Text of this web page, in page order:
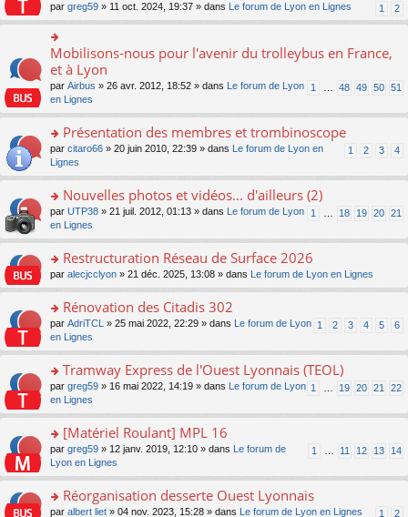
ult
er
le
m
e
s
s
e
n
o
n
lu
pl
s
ré
c
e
1 2
par greg59 » 11 oct. 2024, 19:37 » dans Le forum de Lyon en Lignes
o
n
ult
le
m
e
s
s
g
e
n
o
n
lu
u
s
ré
c
e
Mobilisons-nous pour l'avenir du trolleybus en France,
et à Lyon
1 48 49 50 51
par Airbus » 26 avr. 2012, 18:52 » dans
Le forum de Lyon
en Lignes
o
s
er
le
m
e
s
s
e
n
o
n
lu
pl
ré
c
nt
Présentation des membres et trombinoscope
1 2 3 4
par citaro66 » 20 juin 2010, 22:39 » dans
Le forum de Lyon en
Lignes
o
n
s
er
le
m
e
s
s
e
n
o
n
lu
pl
ré
c
Nouvelles photos et vidéos... d'ailleurs (2)
1 18 19 20 21
par UTP38 » 21 juil. 2012, 01:13 » dans
Le forum de Lyon
en Lignes
o
n
ult
er
le
m
e
s
s
e
n
o
n
lu
Restructuration Réseau de Surface 2026
par alecjcclyon » 21 déc. 2025, 13:08 » dans Le forum de Lyon en Lignes
o
n
s
er
le
m
e
s
s
a
n
o
Rénovation des Citadis 302
1 2 3 4 5 6
par AdriTCL » 25 mai 2022, 22:29 » dans
Le forum de Lyon
en Lignes
o
n
s
er
le
m
e
s
s
Tramway Express de l'Ouest Lyonnais (TEOL)
1 19 20 21 22
par greg59 » 16 mai 2022, 14:19 » dans
Le forum de Lyon
en Lignes
o
s
er
[Matériel Roulant] MPL 16
1 11 12 13 14
par greg59 » 12 janv. 2019, 12:10 » dans
Le forum de
Lyon en Lignes
o
Réorganisation desserte Ouest Lyonnais
1 2
par albert liet » 04 nov. 2023, 15:28 » dans Le forum de Lyon en Lignes